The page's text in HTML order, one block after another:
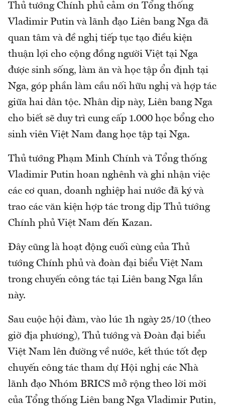
Thủ tướng Chính phủ cảm ơn Tổng thống
Vladimir Putin và lãnh đạo Liên bang Nga đã
quan tâm và đề nghị tiếp tục tạo điều kiện
thuận lợi cho cộng đồng người Việt tại Nga
được sinh sống, làm ăn và học tập ổn định tại
Nga, góp phần làm cầu nối hữu nghị và hợp tác
giữa hai dân tộc. Nhân dịp này, Liên bang Nga
cho biết sẽ duy trì cung cấp 1.000 học bổng cho
sinh viên Việt Nam đang học tập tại Nga.
Thủ tướng Phạm Minh Chính và Tổng thống
Vladimir Putin hoan nghênh và ghi nhận việc
các cơ quan, doanh nghiệp hai nước đã ký và
trao các văn kiện hợp tác trong dịp Thủ tướng
Chính phủ Việt Nam đến Kazan.
Đây cũng là hoạt động cuối cùng của Thủ
tướng Chính phủ và đoàn đại biểu Việt Nam
trong chuyến công tác tại Liên bang Nga lần
này.
Sau cuộc hội đàm, vào lúc 1h ngày 25/10 (theo
giờ địa phương), Thủ tướng và Đoàn đại biểu
Việt Nam lên đường về nước, kết thúc tốt đẹp
chuyến công tác tham dự Hội nghị các Nhà
lãnh đạo Nhóm BRICS mở rộng theo lời mời
của Tổng thống Liên bang Nga Vladimir Putin,